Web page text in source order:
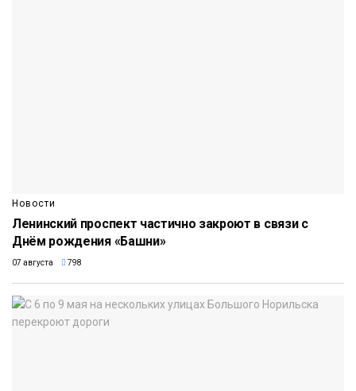
Новости
Ленинский проспект частично закроют в связи с
Днём рождения «Башни»
07 августа 798